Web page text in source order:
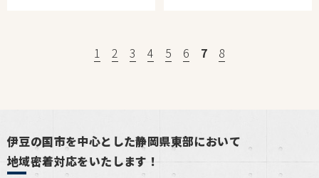
1 2 3 4 5 6 7 8
伊豆の国市を中心とした静岡県東部において
地域密着対応をいたします！